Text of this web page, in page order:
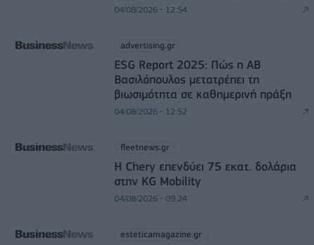
04/08/2026 - 12:54
advertising.gr
ESG Report 2025: Πώς η ΑΒ
Βασιλόπουλος μετατρέπει τη
βιωσιμότητα σε καθημερινή πράξη
04/08/2026 - 12:52
fleetnews.gr
Η Chery επενδύει 75 εκατ. δολάρια
στην KG Mobility
04/08/2026 - 09:24
esteticamagazine.gr